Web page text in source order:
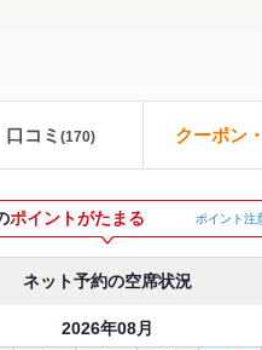
口コミ (170) クーポン
ポイントがたまる ポイント注
ネット予約の空席状況
2026年08月